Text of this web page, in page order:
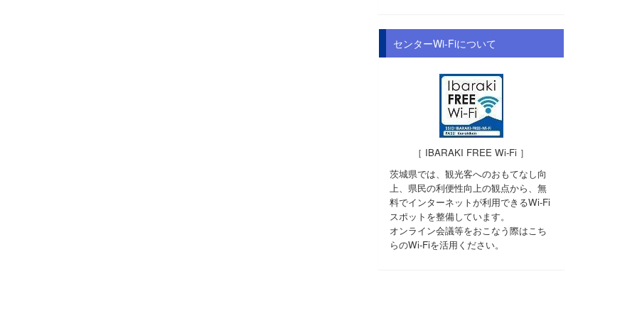
センターWi-Fiについて
［ IBARAKI FREE Wi-Fi ］
茨城県では、観光客へのおもてなし向
上、県民の利便性向上の観点から、無
料でインターネットが利用できるWi-Fi
スポットを整備しています。
オンライン会議等をおこなう際はこち
らのWi-Fiを活用ください。